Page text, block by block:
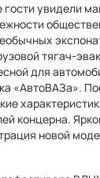
увидели
тягач-
для
«АвтоВАЗа».
концерна.
новой